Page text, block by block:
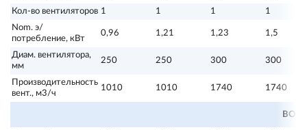
Кол-во вентиляторов 1 1 1
1
Nom. э/
потребление, кВт
0,96 1,21 1,23 1,5
Диам. вентилятора,
мм
250 250 300 300
Производительность
вент., м3/ч
1010 1010 1740 1740